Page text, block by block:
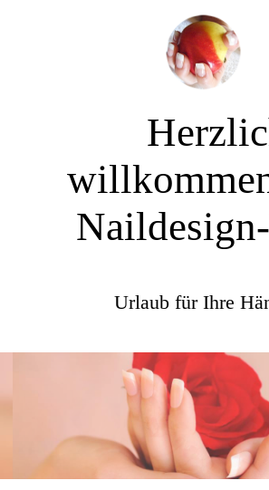
Urlaub für Ihre